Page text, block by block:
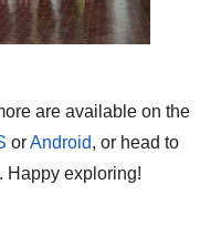
are available on the
or Android, or head to
Happy exploring!